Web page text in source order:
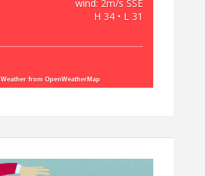
wind: 2m/s SSE
H 34 • L 31
Weather from OpenWeatherMap